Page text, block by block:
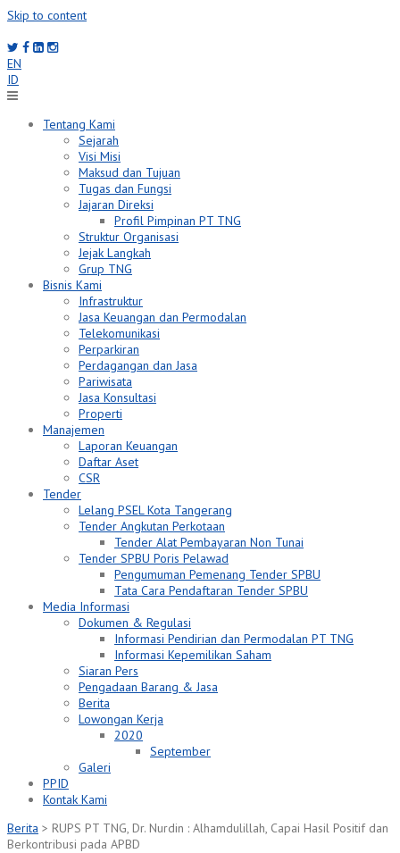
Skip to content
EN
ID
Tentang Kami
Sejarah
Visi Misi
Maksud dan Tujuan
Tugas dan Fungsi
Jajaran Direksi
Profil Pimpinan PT TNG
Struktur Organisasi
Jejak Langkah
Grup TNG
Bisnis Kami
Infrastruktur
Jasa Keuangan dan Permodalan
Telekomunikasi
Perparkiran
Perdagangan dan Jasa
Pariwisata
Jasa Konsultasi
Properti
Manajemen
Laporan Keuangan
Daftar Aset
CSR
Tender
Lelang PSEL Kota Tangerang
Tender Angkutan Perkotaan
Tender Alat Pembayaran Non Tunai
Tender SPBU Poris Pelawad
Pengumuman Pemenang Tender SPBU
Tata Cara Pendaftaran Tender SPBU
Media Informasi
Dokumen & Regulasi
Informasi Pendirian dan Permodalan PT TNG
Informasi Kepemilikan Saham
Siaran Pers
Pengadaan Barang & Jasa
Berita
Lowongan Kerja
2020
September
Galeri
PPID
Kontak Kami
Berita > RUPS PT TNG, Dr. Nurdin : Alhamdulillah, Capai Hasil Positif dan
Berkontribusi pada APBD